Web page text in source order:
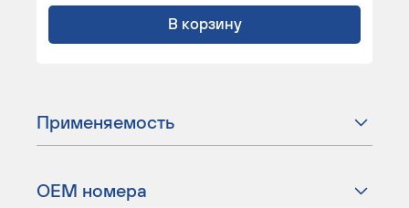
В корзину
Применяемость
ОЕМ номера